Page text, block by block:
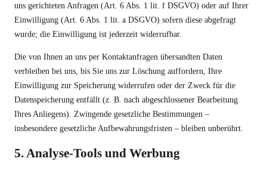
uns gerichteten Anfragen (Art. 6 Abs. 1 lit. f DSGVO) oder auf Ihrer
Einwilligung (Art. 6 Abs. 1 lit. a DSGVO) sofern diese abgefragt
wurde; die Einwilligung ist jederzeit widerrufbar.
Die von Ihnen an uns per Kontaktanfragen übersandten Daten
verbleiben bei uns, bis Sie uns zur Löschung auffordern, Ihre
Einwilligung zur Speicherung widerrufen oder der Zweck für die
Datenspeicherung entfällt (z. B. nach abgeschlossener Bearbeitung
Ihres Anliegens). Zwingende gesetzliche Bestimmungen –
insbesondere gesetzliche Aufbewahrungsfristen – bleiben unberührt.
5. Analyse-Tools und Werbung